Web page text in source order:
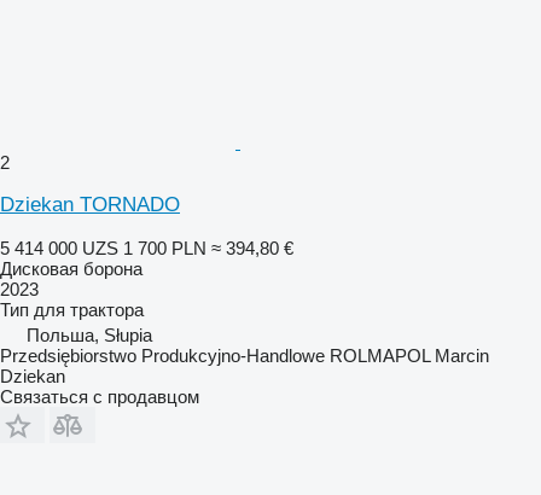
2
Dziekan TORNADO
5 414 000 UZS 1 700 PLN ≈ 394,80 €
Дисковая борона
2023
Тип для трактора
Польша, Słupia
Przedsiębiorstwo Produkcyjno-Handlowe ROLMAPOL Marcin
Dziekan
Связаться с продавцом